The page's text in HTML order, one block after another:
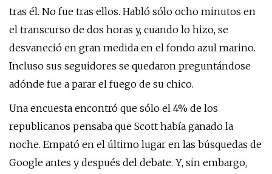
tras él. No fue tras ellos. Habló sólo ocho minutos en
el transcurso de dos horas y, cuando lo hizo, se
desvaneció en gran medida en el fondo azul marino.
Incluso sus seguidores se quedaron preguntándose
adónde fue a parar el fuego de su chico.
Una encuesta encontró que sólo el 4% de los
republicanos pensaba que Scott había ganado la
noche. Empató en el último lugar en las búsquedas de
Google antes y después del debate. Y, sin embargo,